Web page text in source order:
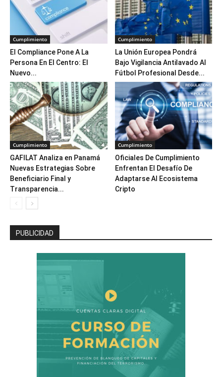
Cumplimiento
El Compliance Pone A La
Persona En El Centro: El
Nuevo...
Cumplimiento
La Unión Europea Pondrá
Bajo Vigilancia Antilavado Al
Fútbol Profesional Desde...
Cumplimiento
GAFILAT Analiza en Panamá
Nuevas Estrategias Sobre
Beneficiario Final y
Transparencia...
Cumplimiento
Oficiales De Cumplimiento
Enfrentan El Desafío De
Adaptarse Al Ecosistema
Cripto
PUBLICIDAD